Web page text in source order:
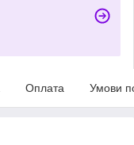
Оплата Умови